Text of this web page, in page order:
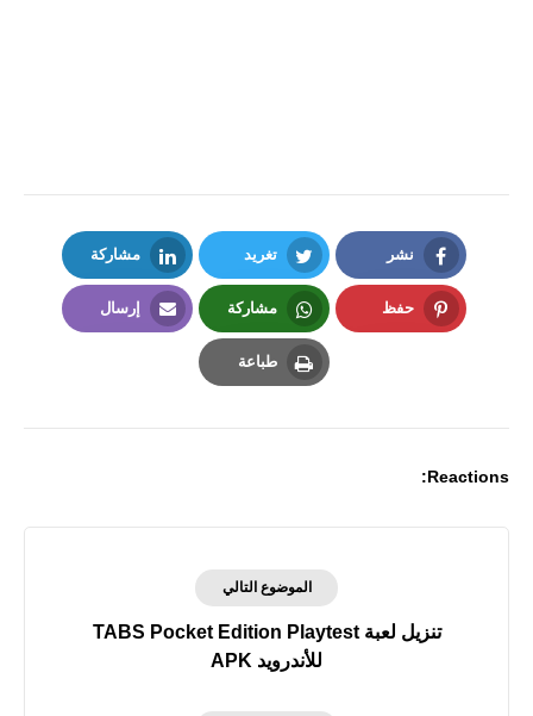
نشر
Facebook
تغريد
Twitter
مشاركة
LinkedIn
حفظ مشاركة
Whatsapp
إرسال
طباعة
Reactions:
الموضوع التالي
تنزيل لعبة TABS Pocket Edition Playtest
للأندرويد APK